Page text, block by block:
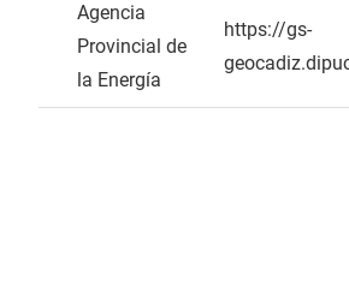
Agencia
Provincial de
la Energía
https://gs-